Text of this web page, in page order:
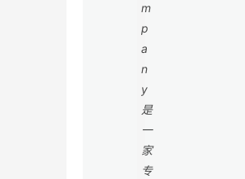
m
p
a
n
y
是
一
家
专